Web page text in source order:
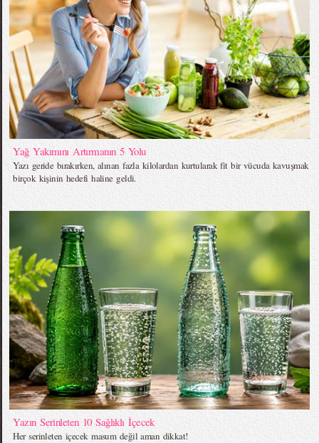
Yağ Yakımını Artırmanın 5 Yolu
Yazı geride bırakırken, alınan fazla kilolardan kurtularak fit bir vücuda kavuşmak
birçok kişinin hedefi haline geldi.
Yazın Serinleten 10 Sağlıklı İçecek
Her serinleten içecek masum değil aman dikkat!